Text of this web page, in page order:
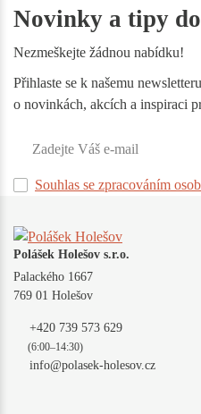
Novinky a tipy
Nezmeškejte žádnou nabídku!
Přihlaste se k našemu
o novinkách, akcích a inspiraci
Souhlas se zpracováním
Polášek Holešov s.r.o.
Palackého 1667
769 01 Holešov
+420 739 573 629
(6:00–14:30)
info@polasek-holesov.cz